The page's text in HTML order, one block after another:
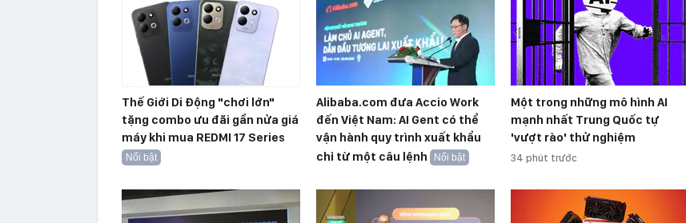
Thế Giới Di Động "chơi lớn"
tặng combo ưu đãi gần nửa giá
máy khi mua REDMI 17 Series
Nổi bật
Alibaba.com đưa Accio Work
đến Việt Nam: AI Gent có thể
vận hành quy trình xuất khẩu
chỉ từ một câu lệnh
Nổi bật
Một trong những mô hình AI
mạnh nhất Trung Quốc tự
'vượt rào' thử nghiệm
34 phút trước